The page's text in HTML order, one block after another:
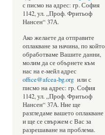
с писмо на адрес: гр. София
1142, ул. „Проф. Фритьоф
Нансен“ 37А.
Ако желаете да отправите
оплакване за начина, по който
обработваме Вашите данни,
молим да се обърнете към
нас на е-мейл адрес
office@afcea-bg.org или с
писмо на адрес: гр. София
1142, ул. „Проф. Фритьоф
Нансен“ 37А. Ние ще
разгледаме вашето оплакване
и ще се свържем с Вас за
разрешаване на проблема.